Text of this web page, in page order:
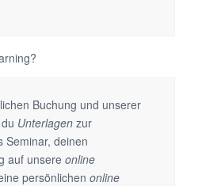
Buchung und unserer
Unterlagenzur
Seminar, deinen
auf unsere online
persönlichen online